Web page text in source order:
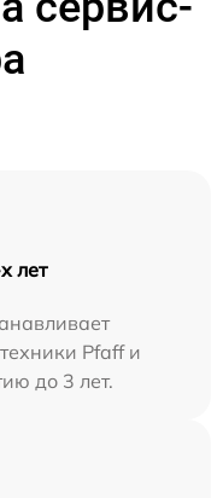
лет
Pfaff и
до 3 лет.